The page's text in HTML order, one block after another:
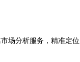
场分析服务，精准定